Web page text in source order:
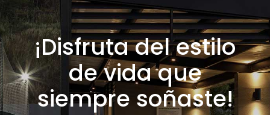
¡Disfruta del estilo
de vida que
siempre soñaste!